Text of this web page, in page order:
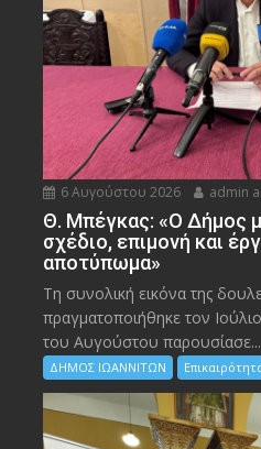
6 Αυγούστου 2026 admin
Θ. Μπέγκας: «Ο Δήμος
σχέδιο, επιμονή και
αποτύπωμα»
Τη συνολική εικόνα της
πραγματοποιήθηκε τον
του Αυγούστου παρουσίασε...
ΔΗΜΟΣ ΙΩΑΝΝΙΤΩΝ